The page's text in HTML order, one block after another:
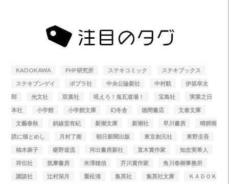
KADOKAWA PHP研究所 ステキコミック
ステキブックス
ステキブンゲイ
ポプラ社 中央公論新社 中村航
伊坂幸太
郎
光文社 双葉社 吼えろ！鬼瓦道場！ 宝島社
実業之日
本社
小学館 小学館文庫 幻冬舎 徳間書店
文春文庫
文藝春秋
斜線堂有紀 新潮文庫 新潮社 早川書房
晴耕雨
読に猫とめし
月村了衛 朝日新聞出版 東京創元社
東野圭吾
柚木麻子
椹野道流 河出書房新社 直木賞作家
知念実希人
祥伝社
筑摩書房 米澤穂信 芥川賞作家
角川春樹事務所
講談社
辻村深月 重松清 集英社 集英社文庫 ＫＡＤＯＫ